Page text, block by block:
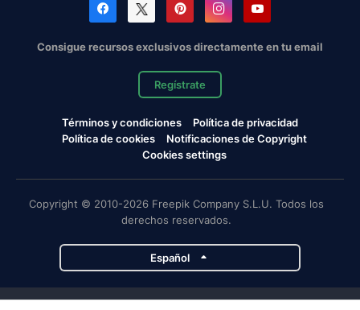
Consigue recursos exclusivos directamente en tu email
Regístrate
Términos y condiciones
Política de privacidad
Política de cookies
Notificaciones de Copyright
Cookies settings
Copyright © 2010-2026 Freepik Company S.L.U. Todos los
derechos reservados.
Español